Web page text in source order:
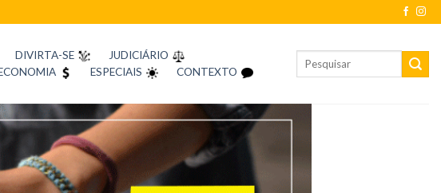
DIVIRTA-SE
JUDICIÁRIO
ESPECIAIS CONTEXTO